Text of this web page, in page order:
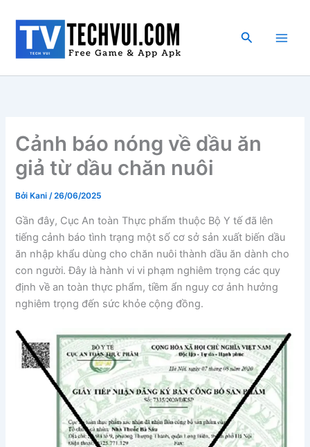
dung
Tìm
Cảnh báo nóng về dầu ăn
giả từ dầu chăn nuôi
Bởi Kani/26/06/2025
Gần đây, Cục An toàn Thực phẩm thuộc Bộ Y tế đã lên
tiếng cảnh báo tình trạng một số cơ sở sản xuất biến dầu
ăn nhập khẩu dùng cho chăn nuôi thành dầu ăn dành cho
con người. Đây là hành vi vi phạm nghiêm trọng các quy
định về an toàn thực phẩm, tiềm ẩn nguy cơ ảnh hưởng
nghiêm trọng đến sức khỏe cộng đồng.